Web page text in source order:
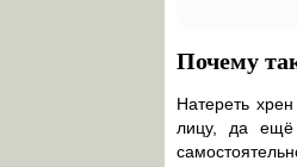
Почему
Натереть
лицу, да ещё